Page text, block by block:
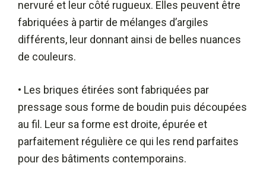
nervuré et leur côté rugueux. Elles peuvent être
fabriquées à partir de mélanges d’argiles
différents, leur donnant ainsi de belles nuances
de couleurs.
• Les briques étirées sont fabriquées par
pressage sous forme de boudin puis découpées
au fil. Leur sa forme est droite, épurée et
parfaitement régulière ce qui les rend parfaites
pour des bâtiments contemporains.